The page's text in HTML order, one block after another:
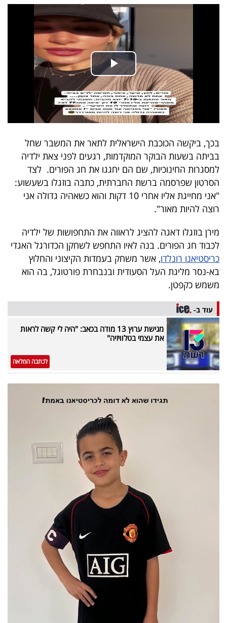
פעולה
ניוזלטרים
מייל
פרסמו
באייס
עקבו
אחרינו:
בכך, ביקשה הכוכבת הישראלית לתאר את המשבר שחל
בביתה בשעות הבוקר המוקדמות, רגעים לפני צאת ילדיה
למסגרות החינוכיות, שם הם יחגגו את חג הפורים. לצד
הסרטון שפרסמה ברשת החברתית, כתבה בוזגלו בשעשוע:
"אני מחייגת אליו אחרי 10 דקות והוא כשאהיה גדולה אני
רוצה להיות מאור".
מירן בוזגלו דאגה להציג לראווה את התחפושות של ילדיה
לכבוד חג הפורים. בנה לאיו התחפש לשחקן הכדורגל האגדי
כריסטיאנו רונלדו, אשר משחק בעמדות הקיצוני והחלוץ
בא-נסר מליגת העל הסעודית ובנבחרת פורטוגל, בה הוא
משמש כקפטן.
עוד ב-
מגישת ערוץ 13 מודה בכאב: "היה לי קשה לראות
את עצמי בטלוויזיה"
לכתבה המלאה